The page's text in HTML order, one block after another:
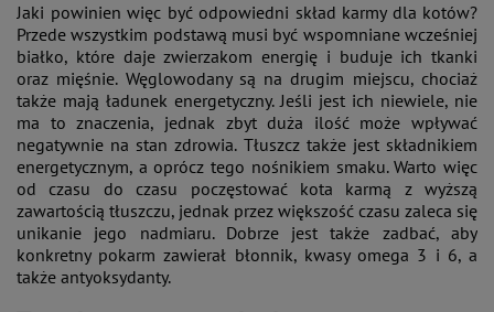
Jaki powinien więc być odpowiedni skład karmy dla kotów?
Przede wszystkim podstawą musi być wspomniane wcześniej
białko, które daje zwierzakom energię i buduje ich tkanki
oraz mięśnie. Węglowodany są na drugim miejscu, chociaż
także mają ładunek energetyczny. Jeśli jest ich niewiele, nie
ma to znaczenia, jednak zbyt duża ilość może wpływać
negatywnie na stan zdrowia. Tłuszcz także jest składnikiem
energetycznym, a oprócz tego nośnikiem smaku. Warto więc
od czasu do czasu poczęstować kota karmą z wyższą
zawartością tłuszczu, jednak przez większość czasu zaleca się
unikanie jego nadmiaru. Dobrze jest także zadbać, aby
konkretny pokarm zawierał błonnik, kwasy omega 3 i 6, a
także antyoksydanty.